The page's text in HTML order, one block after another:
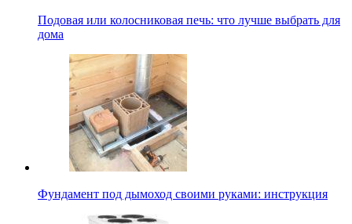
Подовая или колосниковая печь: что лучше выбрать для
дома
Фундамент под дымоход своими руками: инструкция